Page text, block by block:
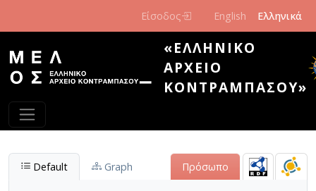
Είσοδος English Ελληνικά
«ΕΛΛΗΝΙΚΌ
ΑΡΧΕΊΟ
ΚΟΝΤΡΑΜΠΆΣΟΥ»
Default Graph Πρόσωπο